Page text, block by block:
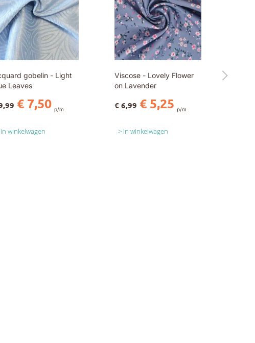
gobelin - Light
Leaves
€ 7,50 p/m
in winkelwagen
Viscose - Lovely Flower
on Lavender
€ 5,25
€ 6,99 p/m
in winkelwagen